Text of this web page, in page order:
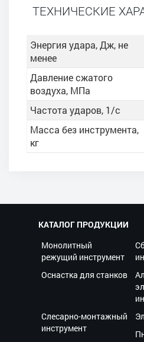
ТЕХНИЧЕСКИЕ
Энергия удара, Дж, не
менее
Давление сжатого
воздуха, МПа
Частота ударов, 1/с
Масса без инструмента,
кг
КАТАЛОГ ПРОДУКЦИИ
Монолитный
режущий инструмент
Оснастка для станков
Слесарно-монтажный
инструмент